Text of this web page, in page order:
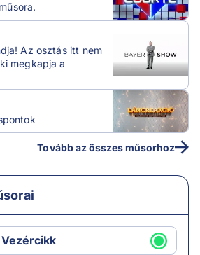
Az osztás itt nem
megkapja a
Tovább az összes műsorhoz
Vezércikk